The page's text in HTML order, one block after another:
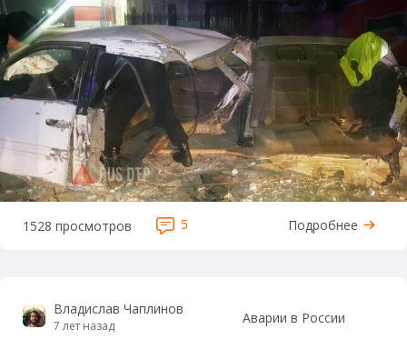
1528 просмотров 5 Подробнее
Владислав Чаплинов
7 лет назад Аварии в России